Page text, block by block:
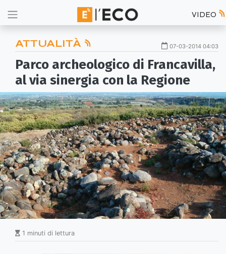
VIDEO
ATTUALITÀ 07-03-2014 04:03
Parco archeologico di Francavilla,
al via sinergia con la Regione
1 minuti di lettura